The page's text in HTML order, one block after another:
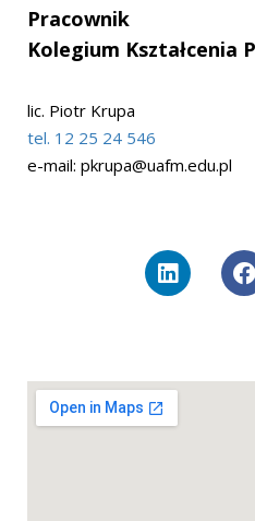
Pracownik
Kolegium Kształcenia
lic. Piotr Krupa
tel. 12 25 24 546
e-mail: pkrupa@uafm.edu.pl